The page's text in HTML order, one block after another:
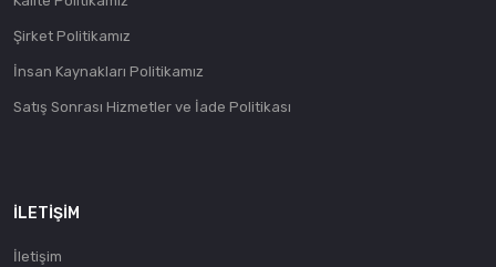
Şirket Politikamız
İnsan Kaynakları Politikamız
Satış Sonrası Hizmetler ve İade Politikası
İLETIŞIM
İletişim